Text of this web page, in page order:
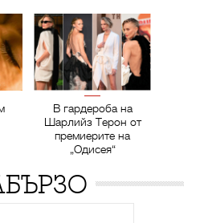
В гардероба на
Шарлийз Терон от
премиерите на
„Одисея“